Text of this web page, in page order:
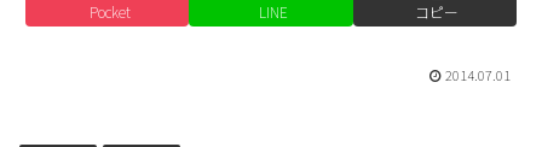
Pocket LINE コピー
2014.07.01